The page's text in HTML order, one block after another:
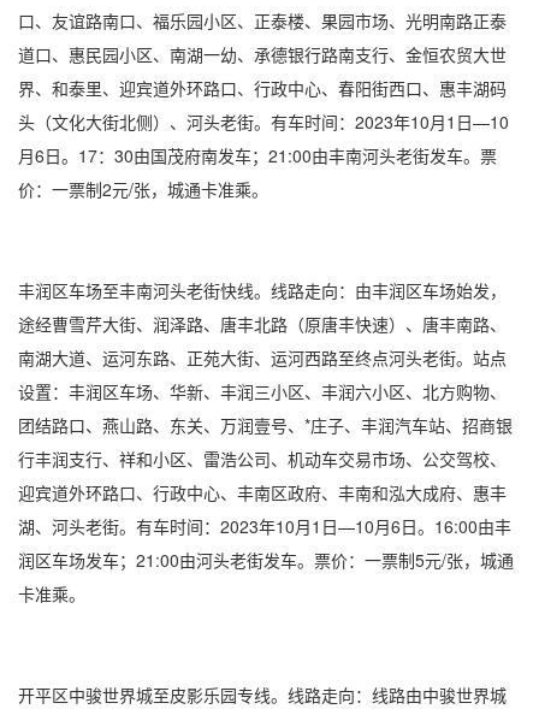
口、友谊路南口、福乐园小区、正泰楼、果园市场、光明南路正泰
道口、惠民园小区、南湖一幼、承德银行路南支行、金恒农贸大世
界、和泰里、迎宾道外环路口、行政中心、春阳街西口、惠丰湖码
头（文化大街北侧）、河头老街。有车时间：2023年10月1日—10
月6日。17：30由国茂府南发车；21:00由丰南河头老街发车。票
价：一票制2元/张，城通卡准乘。
丰润区车场至丰南河头老街快线。线路走向：由丰润区车场始发，
途经曹雪芹大街、润泽路、唐丰北路（原唐丰快速）、唐丰南路、
南湖大道、运河东路、正苑大街、运河西路至终点河头老街。站点
设置：丰润区车场、华新、丰润三小区、丰润六小区、北方购物、
团结路口、燕山路、东关、万润壹号、*庄子、丰润汽车站、招商银
行丰润支行、祥和小区、雷浩公司、机动车交易市场、公交驾校、
迎宾道外环路口、行政中心、丰南区政府、丰南和泓大成府、惠丰
湖、河头老街。有车时间：2023年10月1日—10月6日。16:00由丰
润区车场发车；21:00由河头老街发车。票价：一票制5元/张，城通
卡准乘。
开平区中骏世界城至皮影乐园专线。线路走向：线路由中骏世界城